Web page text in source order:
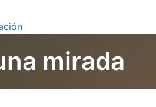
mirada